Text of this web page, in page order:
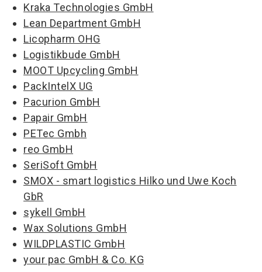
Kraka Technologies GmbH
Lean Department GmbH
Licopharm OHG
Logistikbude GmbH
MOOT Upcycling GmbH
PackIntelX UG
Pacurion GmbH
Papair GmbH
PETec Gmbh
reo GmbH
SeriSoft GmbH
SMOX - smart logistics Hilko und Uwe Koch
GbR
sykell GmbH
Wax Solutions GmbH
WILDPLASTIC GmbH
your pac GmbH & Co. KG